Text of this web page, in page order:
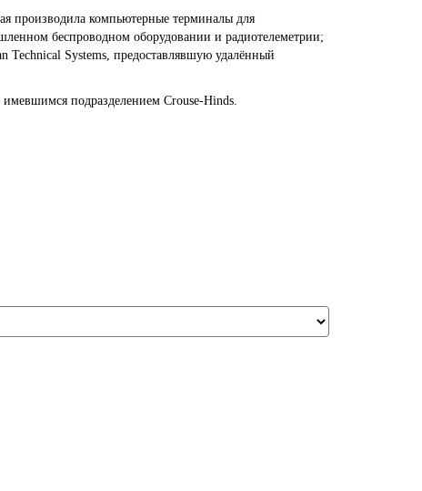
производила компьютерные терминалы для
беспроводном оборудовании и радиотелеметрии;
Technical Systems, предоставлявшую удалённый
подразделением Crouse-Hinds.